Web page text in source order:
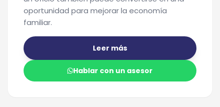
oportunidad para mejorar la economía
familiar.
Leer más
Hablar con un asesor